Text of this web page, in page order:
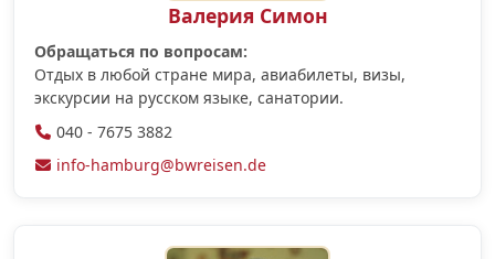
Валерия Симон
Обращаться по вопросам:
Отдых в любой стране мира, авиабилеты, визы,
экскурсии на русском языке, санатории.
040 - 7675 3882
info-hamburg@bwreisen.de